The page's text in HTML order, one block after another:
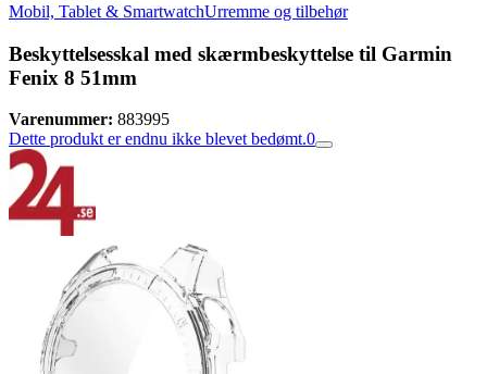
Mobil, Tablet & SmartwatchUrremme og tilbehør
Beskyttelsesskal med skærmbeskyttelse til Garmin
Fenix 8 51mm
Varenummer: 883995
Dette produkt er endnu ikke blevet bedømt.0